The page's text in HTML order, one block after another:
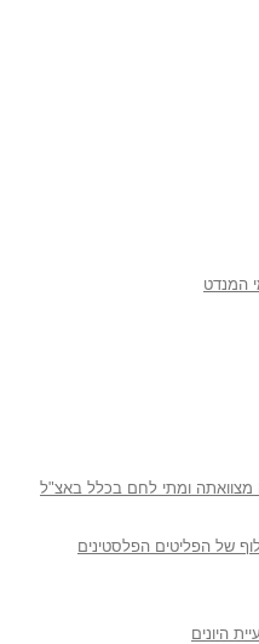
המנדט
מצוואתה ומתי לחם בכלל באצ"ל
של הפליטים הפלסטינים
היונים